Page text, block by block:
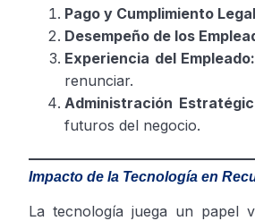
Pago y Cumplimiento
Desempeño de los
Experiencia del Empleado:
renunciar.
Administración
futuros del negocio.
Impacto de la Tecnología en
La tecnología juega un papel